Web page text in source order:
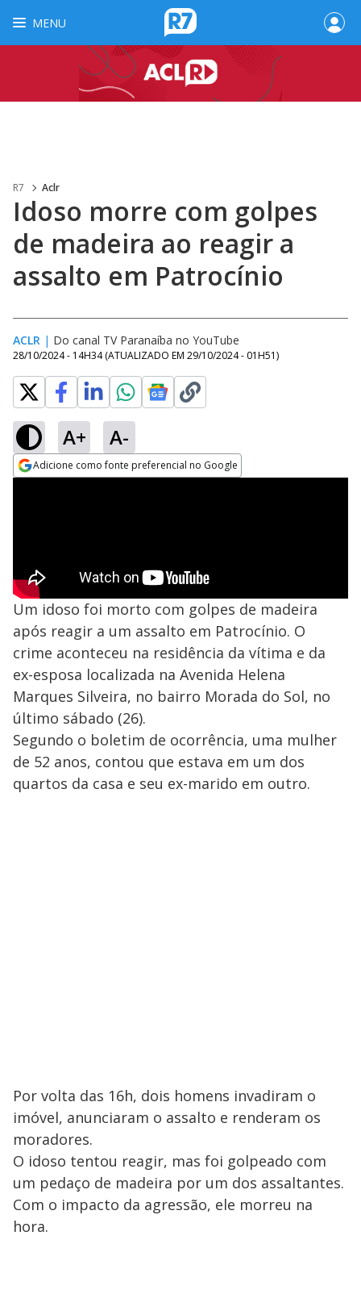
MENU
R7 Aclr
Idoso morre com golpes
de madeira ao reagir a
assalto em Patrocínio
ACLR | Do canal TV Paranaíba no YouTube
28/10/2024 - 14H34 (ATUALIZADO EM 29/10/2024 - 01H51)
A+ A-
Adicione como fonte preferencial no Google
Um idoso foi morto com golpes de madeira
após reagir a um assalto em Patrocínio. O
crime aconteceu na residência da vítima e da
ex-esposa localizada na Avenida Helena
Marques Silveira, no bairro Morada do Sol, no
último sábado (26).
Segundo o boletim de ocorrência, uma mulher
de 52 anos, contou que estava em um dos
quartos da casa e seu ex-marido em outro.
Por volta das 16h, dois homens invadiram o
imóvel, anunciaram o assalto e renderam os
moradores.
O idoso tentou reagir, mas foi golpeado com
um pedaço de madeira por um dos assaltantes.
Com o impacto da agressão, ele morreu na
hora.